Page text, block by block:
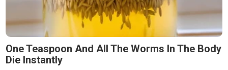
One Teaspoon And All The Worms In The Body
Die Instantly